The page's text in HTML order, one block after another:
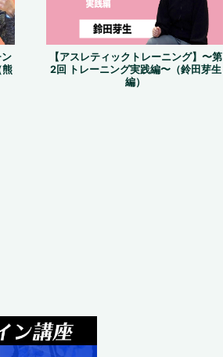
熊
【アスレティックトレーニング】〜第
2回 トレーニング実践編〜（鈴田芽生
編）